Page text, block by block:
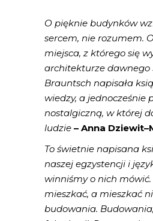
O pięknie budynków
sercem, nie rozumem.
miejsca, z którego się
architekturze dawnego
Brauntsch napisała
wiedzy, a jednocześnie
nostalgiczną, w której
ludzie – Anna Dziewit–
To świetnie napisana
naszej egzystencji i
winniśmy o nich mówić.
mieszkać, a mieszkać
budowania.